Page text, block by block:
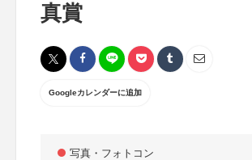
真賞
Googleカレンダーに追加
写真・フォトコン